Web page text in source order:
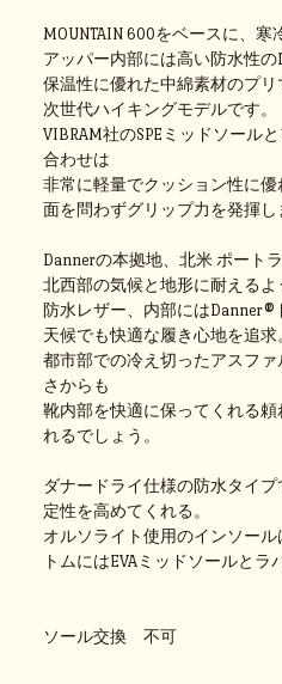
MOUNTAIN 600をベースに、寒
アッパー内部には高い防水性の
保温性に優れた中綿素材のプ
次世代ハイキングモデルです。
VIBRAM社のSPEミッドソール
合わせは
非常に軽量でクッション性に
面を問わずグリップ力を発揮し
Dannerの本拠地、北米 ポート
北西部の気候と地形に耐えるよ
防水レザー、内部には
天候でも快適な履き心地を追求
都市部での冷え切ったアスフ
さからも
靴内部を快適に保ってくれる頼
れるでしょう。
ダナードライ仕様の防水タイ
定性を高めてくれる。
オルソライト使用のインソー
トムにはEVAミッドソールとラ
ソール交換 不可